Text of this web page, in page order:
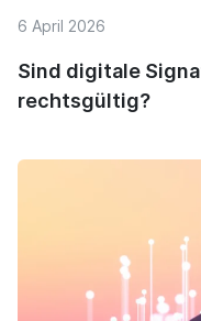
6 April 2026
Sind digitale
rechtsgültig?